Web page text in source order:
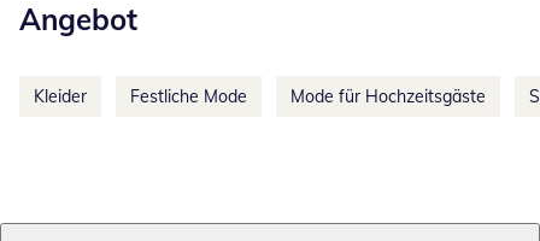
Angebot
Kleider Festliche Mode Mode für Hochzeitsgäste